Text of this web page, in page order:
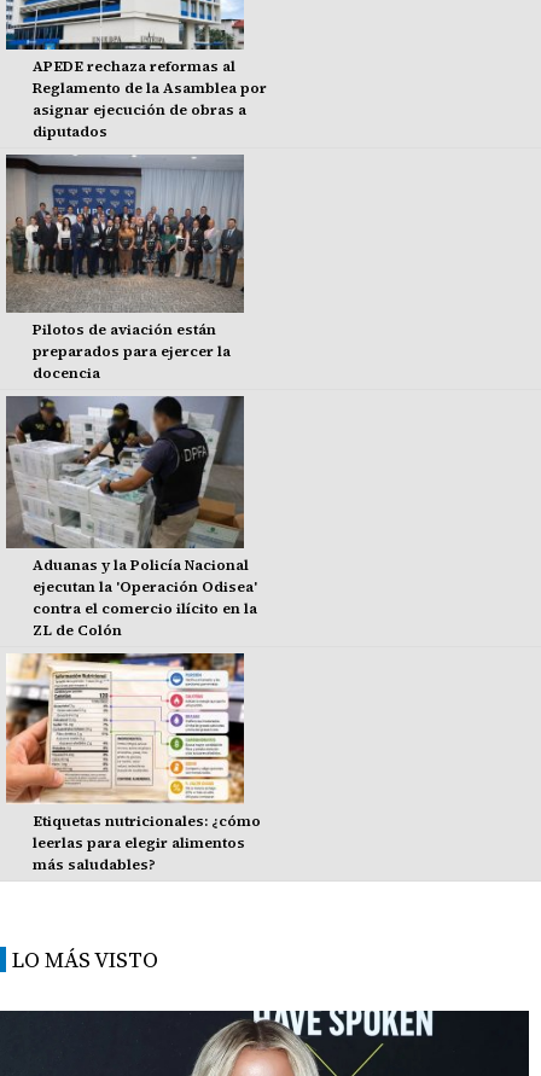
APEDE rechaza reformas al
Reglamento de la Asamblea por
asignar ejecución de obras a
diputados
Pilotos de aviación están
preparados para ejercer la
docencia
Aduanas y la Policía Nacional
ejecutan la 'Operación Odisea'
contra el comercio ilícito en la
ZL de Colón
Etiquetas nutricionales: ¿cómo
leerlas para elegir alimentos
más saludables?
LO MÁS VISTO